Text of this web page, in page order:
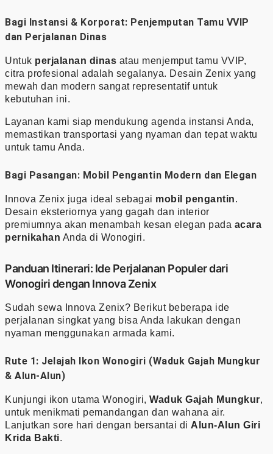
Bagi Instansi & Korporat: Penjemputan Tamu VVIP
dan Perjalanan Dinas
Untuk perjalanan dinas atau menjemput tamu VVIP,
citra profesional adalah segalanya. Desain Zenix yang
mewah dan modern sangat representatif untuk
kebutuhan ini.
Layanan kami siap mendukung agenda instansi Anda,
memastikan transportasi yang nyaman dan tepat waktu
untuk tamu Anda.
Bagi Pasangan: Mobil Pengantin Modern dan Elegan
Innova Zenix juga ideal sebagai mobil pengantin.
Desain eksteriornya yang gagah dan interior
premiumnya akan menambah kesan elegan pada acara
pernikahan Anda di Wonogiri.
Panduan Itinerari: Ide Perjalanan Populer dari
Wonogiri dengan Innova Zenix
Sudah sewa Innova Zenix? Berikut beberapa ide
perjalanan singkat yang bisa Anda lakukan dengan
nyaman menggunakan armada kami.
Rute 1: Jelajah Ikon Wonogiri (Waduk Gajah Mungkur
& Alun-Alun)
Kunjungi ikon utama Wonogiri, Waduk Gajah Mungkur,
untuk menikmati pemandangan dan wahana air.
Lanjutkan sore hari dengan bersantai di Alun-Alun Giri
Krida Bakti.